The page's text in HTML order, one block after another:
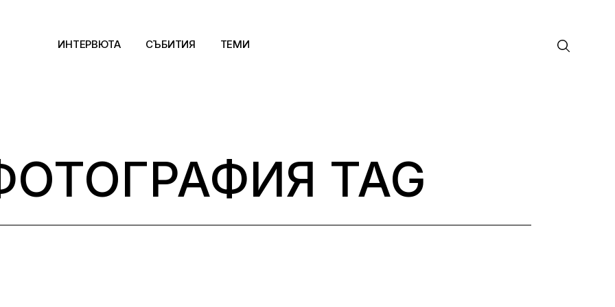
ИНТЕРВЮТА СЪБИТИЯ ТЕМИ
Kино
Музика
Сцена
TAG